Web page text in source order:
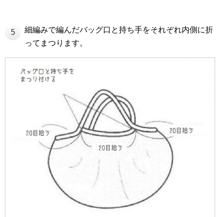
5
細編みで編んだバッグ口と持ち手をそれぞれ内側に折
ってまつります。